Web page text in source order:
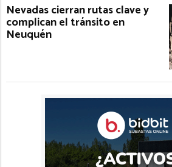
Nevadas cierran rutas clave y
complican el tránsito en
Neuquén